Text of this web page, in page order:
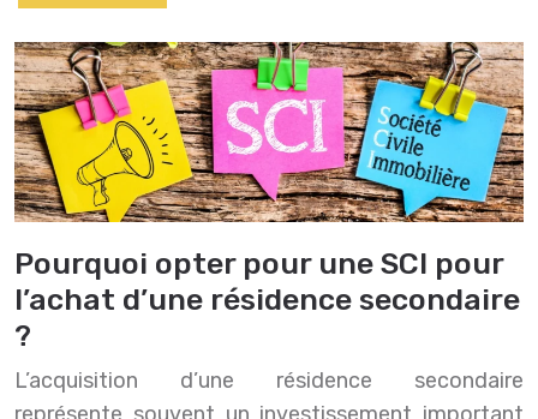
Pourquoi opter pour une SCI pour
l’achat d’une résidence secondaire
?
L’acquisition d’une résidence secondaire